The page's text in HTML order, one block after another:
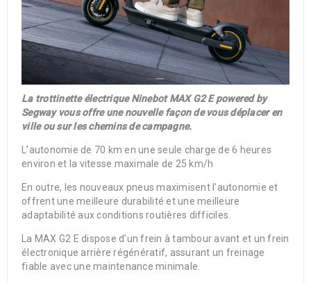
La trottinette électrique Ninebot MAX G2 E powered by
Segway vous offre une nouvelle façon de vous déplacer en
ville ou sur les chemins de campagne.
L’autonomie de 70 km en une seule charge de 6 heures
environ et la vitesse maximale de 25 km/h
En outre, les nouveaux pneus maximisent l’autonomie et
offrent une meilleure durabilité et une meilleure
adaptabilité aux conditions routières difficiles.
La MAX G2 E dispose d’un frein à tambour avant et un frein
électronique arrière régénératif, assurant un freinage
fiable avec une maintenance minimale.